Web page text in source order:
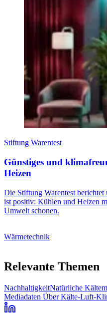
Stiftung Warentest
Günstiges und
Heizen
Die Stiftung Warentest
ist positiv: Kühlen und Heizen
Umwelt schonen.
Wärmetechnik
Relevante Themen
NachhaltigkeitNatürliche
Mediadaten Über Kälte-Luft-